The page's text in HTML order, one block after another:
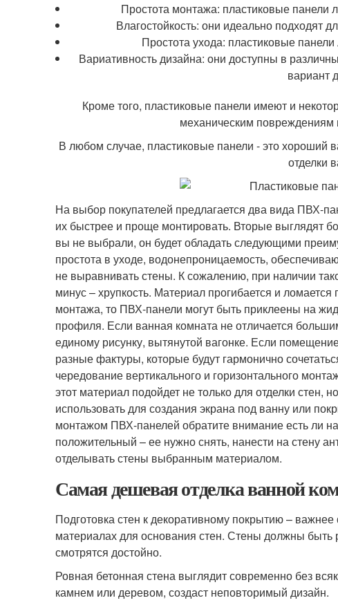
Простота монтажа: пластиковые панели
Влагостойкость: они идеально подходят
Простота ухода: пластиковые
Вариативность дизайна: они доступны в
вариант
Кроме того, пластиковые панели имеют и
механическим повреждениям
В любом случае, пластиковые панели - это хороший
отделки
На выбор покупателей предлагается два вида ПВХ-
их быстрее и проще монтировать. Вторые выглядят
вы не выбрали, он будет обладать следующими
простота в уходе, водонепроницаемость,
не выравнивать стены. К сожалению, при наличии
минус – хрупкость. Материал прогибается и
монтажа, то ПВХ-панели могут быть приклеены на
профиля. Если ванная комната не отличается
единому рисунку, вытянутой вагонке. Если
разные фактуры, которые будут гармонично
чередование вертикального и горизонтального
этот материал подойдет не только для отделки
использовать для создания экрана под ванну или
монтажом ПВХ-панелей обратите внимание есть ли
положительный – ее нужно снять, нанести на стену
отделывать стены выбранным материалом.
Самая дешевая отделка ванной
Подготовка стен к декоративному покрытию –
материалах для основания стен. Стены должны
смотрятся достойно.
Ровная бетонная стена выглядит современно без
камнем или деревом, создаст неповторимый дизайн.